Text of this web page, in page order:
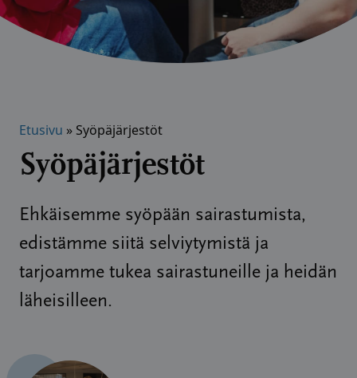
Etusivu » Syöpäjärjestöt
Syöpäjärjestöt
Ehkäisemme syöpään sairastumista,
edistämme siitä selviytymistä ja
tarjoamme tukea sairastuneille ja heidän
läheisilleen.​